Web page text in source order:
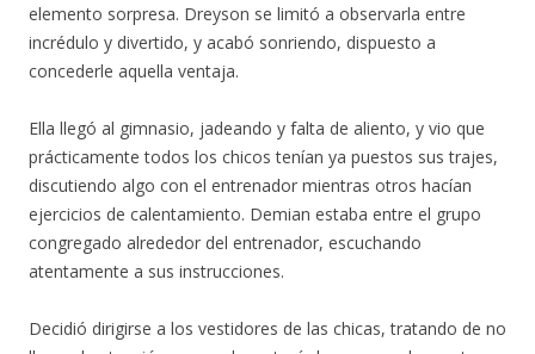
elemento sorpresa. Dreyson se limitó a observarla entre
incrédulo y divertido, y acabó sonriendo, dispuesto a
concederle aquella ventaja.
Ella llegó al gimnasio, jadeando y falta de aliento, y vio que
prácticamente todos los chicos tenían ya puestos sus trajes,
discutiendo algo con el entrenador mientras otros hacían
ejercicios de calentamiento. Demian estaba entre el grupo
congregado alrededor del entrenador, escuchando
atentamente a sus instrucciones.
Decidió dirigirse a los vestidores de las chicas, tratando de no